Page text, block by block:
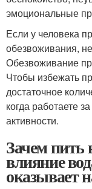
эмоциональные
Если у человека
обезвоживания,
Обезвоживание
Чтобы избежать
достаточное
когда работаете
активности.
Зачем пить
влияние
оказывает